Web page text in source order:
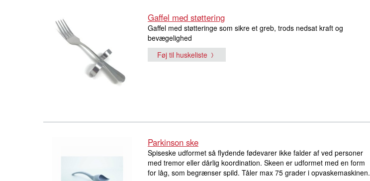
Gaffel med støttering
Gaffel med støtteringe som sikre et greb, trods nedsat kraft og
bevægelighed
Føj til huskeliste
Parkinson ske
Spiseske udformet så flydende fødevarer ikke falder af ved personer
med tremor eller dårlig koordination. Skeen er udformet med en form
for låg, som begrænser spild. Tåler max 75 grader i opvaskemaskinen.